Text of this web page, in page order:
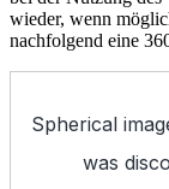
wieder, wenn
nachfolgend eine